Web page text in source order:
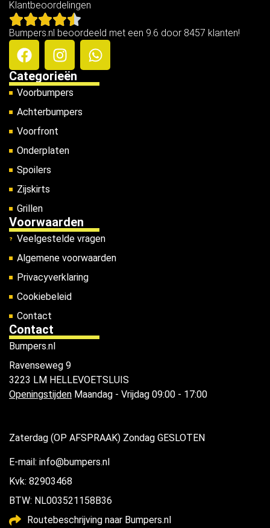
Klantbeoordelingen
Bumpers.nl beoordeeld met een 9.6 door 8457 klanten!
Categorieën
Voorbumpers
Achterbumpers
Voorfront
Onderplaten
Spoilers
Zijskirts
Grillen
Voorwaarden
Veelgestelde vragen
Algemene voorwaarden
Privacyverklaring
Cookiebeleid
Contact
Contact
Bumpers.nl
Ravenseweg 9
3223 LM HELLEVOETSLUIS
Openingstijden Maandag - Vrijdag 09:00 - 17:00
Zaterdag (OP AFSPRAAK) Zondag GESLOTEN
E-mail: info@bumpers.nl
Kvk: 82903468
BTW: NL003521158B36
Routebeschrijving naar Bumpers.nl